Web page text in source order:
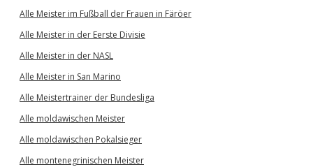
Alle Meister im Fußball der Frauen in Färöer
Alle Meister in der Eerste Divisie
Alle Meister in der NASL
Alle Meister in San Marino
Alle Meistertrainer der Bundesliga
Alle moldawischen Meister
Alle moldawischen Pokalsieger
Alle montenegrinischen Meister